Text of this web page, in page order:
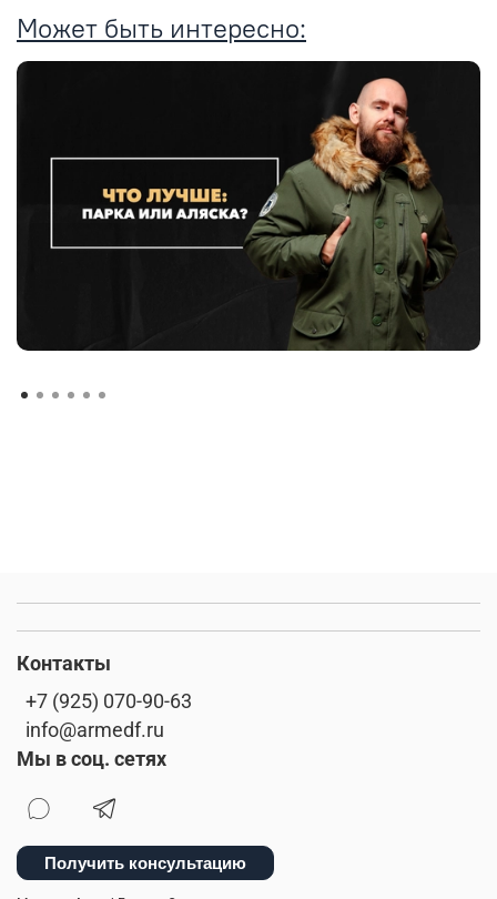
Может быть интересно:
Контакты
+7 (925) 070-90-63
info@armedf.ru
Мы в соц. сетях
Получить консультацию